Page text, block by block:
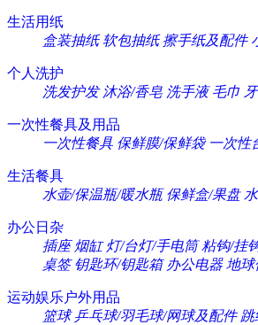
生活用纸
盒装抽纸 软包抽纸 擦手纸及配件
个人洗护
洗发护发 沐浴/香皂 洗手液 毛巾
一次性餐具及用品
一次性餐具 保鲜膜/保鲜袋 一次性
生活餐具
水壶/保温瓶/暖水瓶 保鲜盒/果盘
办公日杂
插座 烟缸 灯/台灯/手电筒 粘钩/挂
桌签 钥匙环/钥匙箱 办公电器 地球
运动娱乐户外用品
篮球 乒乓球/羽毛球/网球及配件 跳